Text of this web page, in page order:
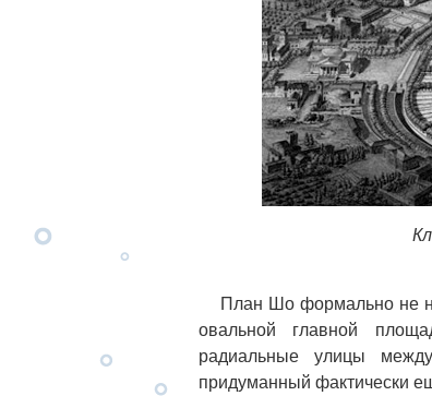
План Шо формально не
овальной главной
радиальные улицы
придуманный фактически